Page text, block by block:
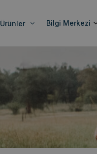
Ürünler Bilgi Merkezi